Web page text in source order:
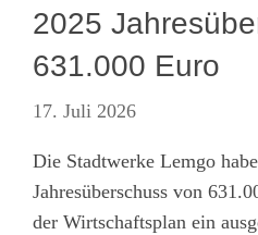
2025
631.000 Euro
17. Juli 2026
Die Stadtwerke Lemgo
Jahresüberschuss von
der Wirtschaftsplan ein